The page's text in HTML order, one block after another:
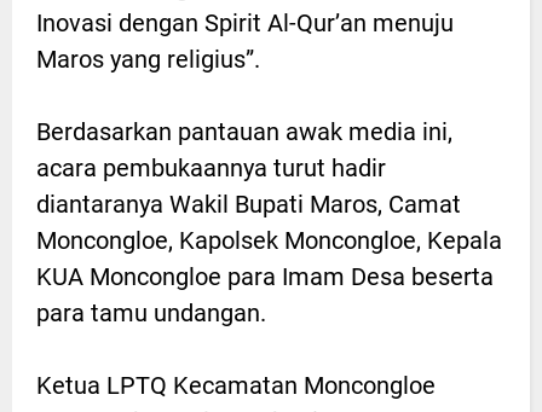
Inovasi dengan Spirit Al-Qur’an menuju
Maros yang religius”.
Berdasarkan pantauan awak media ini,
acara pembukaannya turut hadir
diantaranya Wakil Bupati Maros, Camat
Moncongloe, Kapolsek Moncongloe, Kepala
KUA Moncongloe para Imam Desa beserta
para tamu undangan.
Ketua LPTQ Kecamatan Moncongloe